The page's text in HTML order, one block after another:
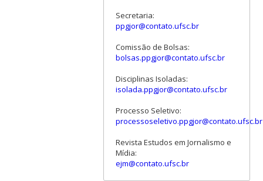
Secretaria:
ppgjor@contato.ufsc.br
Comissão de Bolsas:
bolsas.ppgjor@contato.ufsc.br
Disciplinas Isoladas:
isolada.ppgjor@contato.ufsc.br
Processo Seletivo:
processoseletivo.ppgjor@contato.ufsc.br
Revista Estudos em Jornalismo e
Mídia:
ejm@contato.ufsc.br